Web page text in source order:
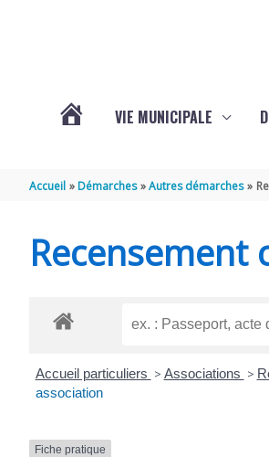
THÉNAC
VIE MUNICIPALE
Accueil Démarches Autres démarches
Recensement
Accueil particuliers > Associations >
association
Fiche pratique